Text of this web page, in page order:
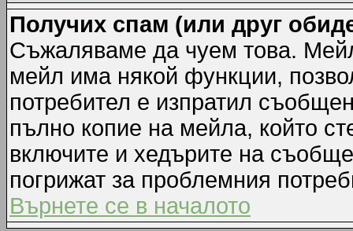
Получих спам (или друг
Съжаляваме да чуем това.
мейл има някой функции,
потребител е изпратил
пълно копие на мейла, който
включите и хедърите на
погрижат за проблемния
Върнете се в началото